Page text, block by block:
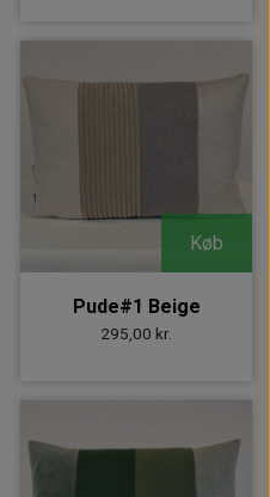
Køb
Pude#1 Beige
295,00 kr.